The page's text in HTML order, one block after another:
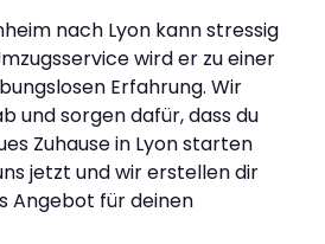
nach Lyon kann stressig
wird er zu einer
Erfahrung. Wir
und sorgen dafür, dass du
Zuhause in Lyon starten
jetzt und wir erstellen dir
Angebot für deinen